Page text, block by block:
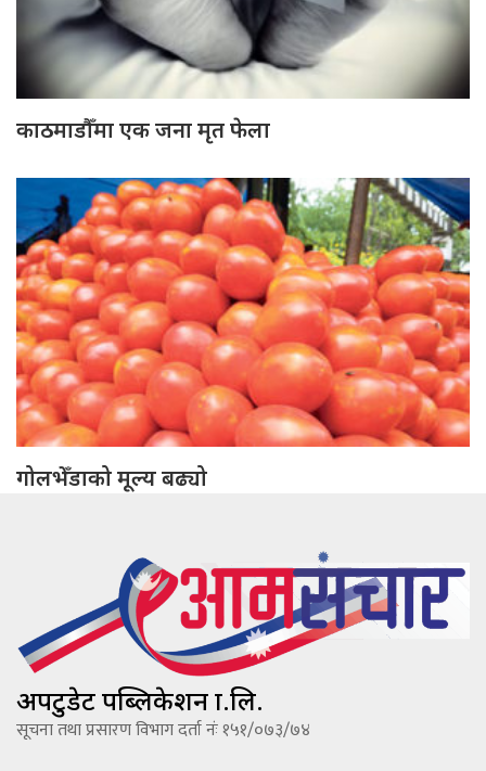
काठमाडौँमा एक जना मृत फेला
गोलभेँडाको मूल्य बढ्यो
अपटुडेट पब्लिकेशन प्रा.लि.
सूचना तथा प्रसारण विभाग दर्ता नंः १५१/०७३/७४